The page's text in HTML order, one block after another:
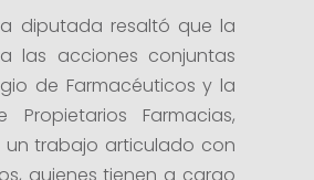
diputada resaltó que la
las acciones conjuntas
de Farmacéuticos y la
Propietarios Farmacias,
un trabajo articulado con